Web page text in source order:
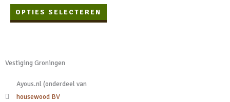
OPTIES SELECTEREN
Vestiging Groningen
Ayous.nl (onderdeel van
housewood BV